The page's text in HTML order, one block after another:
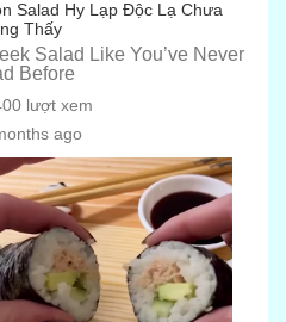
Salad Hy Lạp Độc Lạ Chưa
Thấy
Salad Like You’ve Never
Before
lượt xem
ago